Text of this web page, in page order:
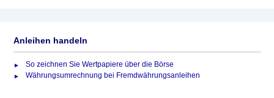
Anleihen handeln
So zeichnen Sie Wertpapiere über die Börse
Währungsumrechnung bei Fremdwährungsanleihen